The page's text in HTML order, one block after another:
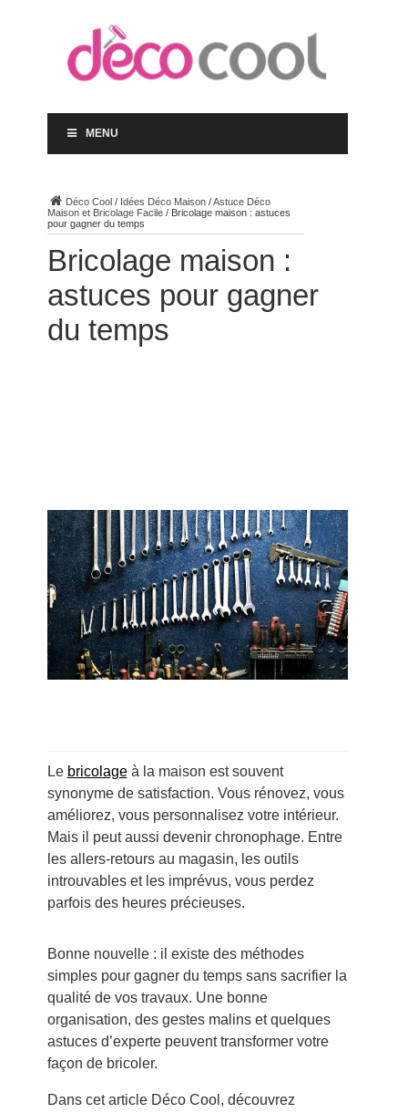
MENU
Déco Cool/ Idées Déco Maison/Astuce Déco
Maison et Bricolage Facile/ Bricolage maison : astuces
pour gagner du temps
Bricolage maison :
astuces pour gagner
du temps
Le bricolageà la maison est souvent
synonyme de satisfaction. Vous rénovez, vous
améliorez, vous personnalisez votre intérieur.
Mais il peut aussi devenir chronophage. Entre
les allers-retours au magasin, les outils
introuvables et les imprévus, vous perdez
parfois des heures précieuses.
Bonne nouvelle : il existe des méthodes
simples pour gagner du temps sans sacrifier la
qualité de vos travaux. Une bonne
organisation, des gestes malins et quelques
astuces d’experte peuvent transformer votre
façon de bricoler.
Dans cet article Déco Cool, découvrez